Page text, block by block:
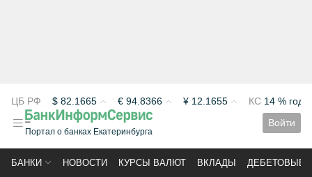
Портал о банках Екатеринбурга
ЦБ РФ $ 82.1665 € 94.8366 ¥ 12.1655 КС 14 % год
Войти
БАНКИ НОВОСТИ КУРСЫ ВАЛЮТ ВКЛАДЫ ДЕБЕТОВЫЕ